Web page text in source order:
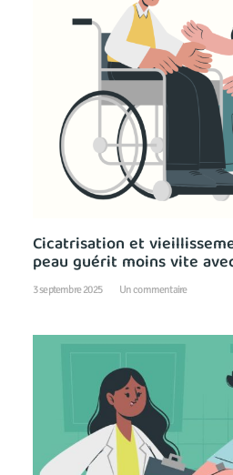
Cicatrisation et
peau guérit moins vite
3 septembre 2025 Un commentaire